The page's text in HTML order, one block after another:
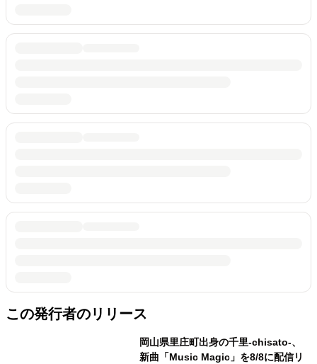
この発行者のリリース
岡山県里庄町出身の千里-chisato-、
新曲「Music Magic」を8/8に配信リ